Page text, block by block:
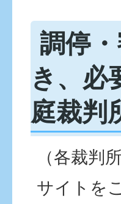
調停
き、必
庭裁判
（各裁判
サイトを